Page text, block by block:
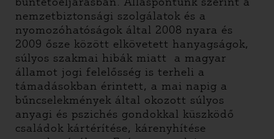
nemzetbiztonsági szolgálatok és a
nyomozóhatóságok által 2008 nyara és
2009 ősze között elkövetett hanyagságok,
súlyos szakmai hibák miatt a magyar
államot jogi felelősség is terheli a
támadásokban érintett, a mai napig a
bűncselekmények által okozott súlyos
anyagi és pszichés gondokkal küszködő
családok kártérítése, kárenyhítése